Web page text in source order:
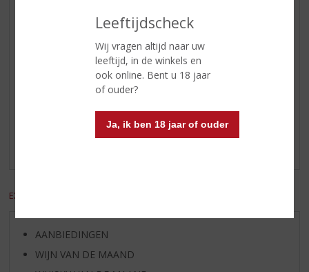
Leeftijdscheck
Wij vragen altijd naar uw
leeftijd, in de winkels en
ook online. Bent u 18 jaar
of ouder?
Ja, ik ben 18 jaar of ouder
Alcoholpercentage
38% vol
Reviews
Schrijf een review
EXCL. BTW
AANBIEDINGEN
WIJN VAN DE MAAND